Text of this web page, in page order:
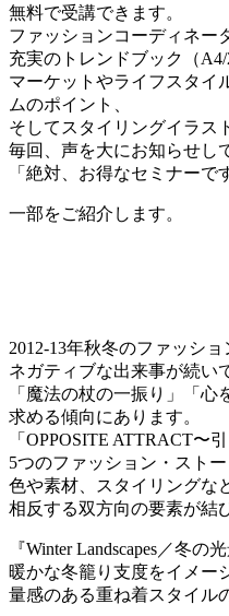
無料で受講できます。
ファッションコーディネー
充実のトレンドブック（A4/
マーケットやライフスタイ
ムのポイント、
そしてスタイリングイラス
毎回、声を大にお知らせし
「絶対、お得なセミナーで
一部をご紹介します。
2012-13年秋冬のファッシ
ネガティブな出来事が続い
「魔法の杖の一振り」「
求める傾向にあります。
「OPPOSITE ATTRACT〜
5つのファッション・スト
色や素材、スタイリングな
相反する双方向の要素が結
『Winter Landscapes／冬の光
暖かな冬籠り支度をイメー
量感のある重ね着スタイル